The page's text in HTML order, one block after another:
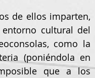
cultural del
como la
(poniéndola en
que a los